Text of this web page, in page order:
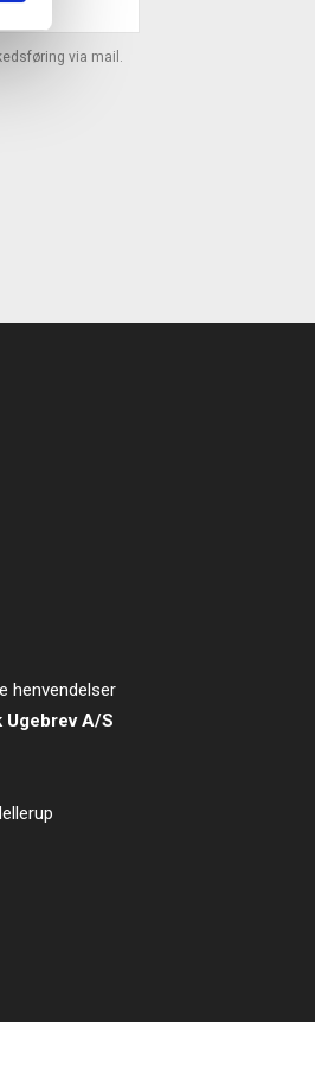
via mail.
henvendelser
Ugebrev A/S